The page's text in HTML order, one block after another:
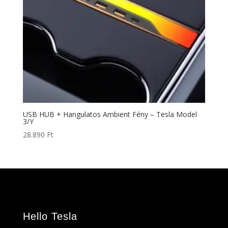
USB HUB + Hangulatos Ambient Fény – Tesla Model
3/Y
28.890 Ft
Hello Tesla